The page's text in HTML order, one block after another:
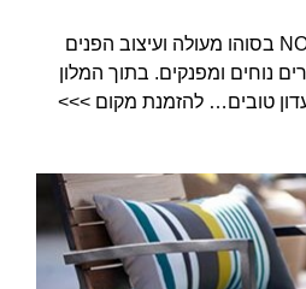
המיקום של ה- NOMO SOHO בסוהו מעולה ועיצוב הפנים
נוחים ומפנקים. בתוך המלון
טובים… להזמנת מקום >>>